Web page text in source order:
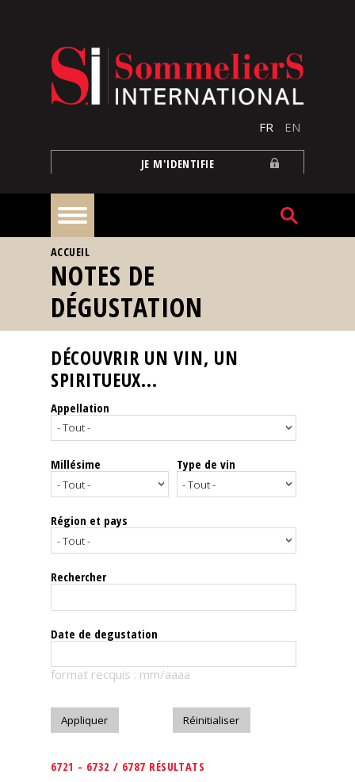
FR EN
JE M'IDENTIFIE
À
la
une
Reportages
Nos
Spiritueux
Notes
dégustation
Le
magazine
Télécharger
VOUS ÊTES ICI
ACCUEIL
NOTES DE
DÉGUSTATION
DÉCOUVRIR UN VIN, UN
SPIRITUEUX...
Appellation
Millésime Type de vin
Région et pays
Rechercher
Date de degustation
format recquis : mm/aaaa
6721 - 6732 / 6787 RÉSULTATS